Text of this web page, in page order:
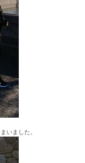
いました。